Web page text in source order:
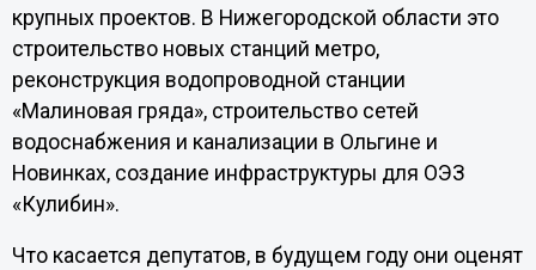
крупных проектов. В Нижегородской области это
строительство новых станций метро,
реконструкция водопроводной станции
«Малиновая гряда», строительство сетей
водоснабжения и канализации в Ольгине и
Новинках, создание инфраструктуры для ОЭЗ
«Кулибин».
Что касается депутатов, в будущем году они оценят